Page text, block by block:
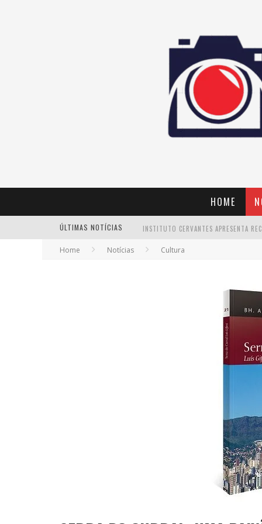
HOME
ÚLTIMAS NOTÍCIAS
Home Notícias Cultura